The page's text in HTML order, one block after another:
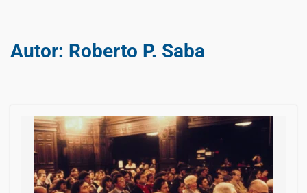
Autor: Roberto P. Saba